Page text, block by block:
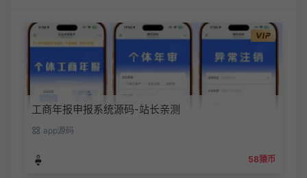
工商年报申报系统源码-站长亲测
app源码
58猿币